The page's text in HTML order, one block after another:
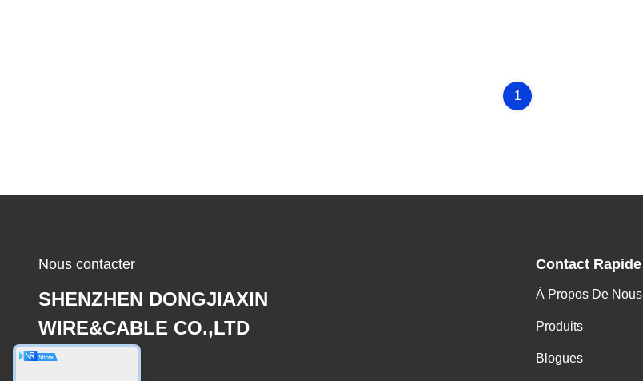
1
Nous contacter
SHENZHEN DONGJIAXIN
WIRE&CABLE CO.,LTD
Contact Rapide
À Propos De Nous
Produits
Blogues